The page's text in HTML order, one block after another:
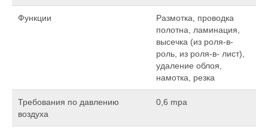
Функции
Размотка, проводка
полотна, ламинация,
высечка (из роля-в-
роль, из роля-в- лист),
удаление облоя,
намотка, резка
Требования по давлению
воздуха
0,6 mpa